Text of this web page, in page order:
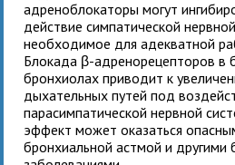
адреноблокаторы могут
действие симпатической
необходимое для адекватной
Блокада β-адренорецепторов в
бронхиолах приводит к
дыхательных путей под
парасимпатической нервной
эффект может оказаться
бронхиальной астмой и другими